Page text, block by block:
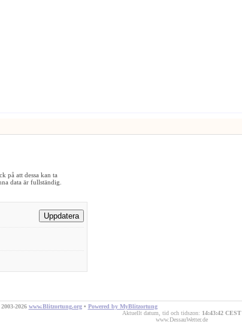
på att dessa kan ta
data är fullständig.
2026 www.Blitzortung.org• Powered by MyBlitzortung
Aktuellt datum, tid och tidszon: 14:43:42 CEST
www.DessauWetter.de